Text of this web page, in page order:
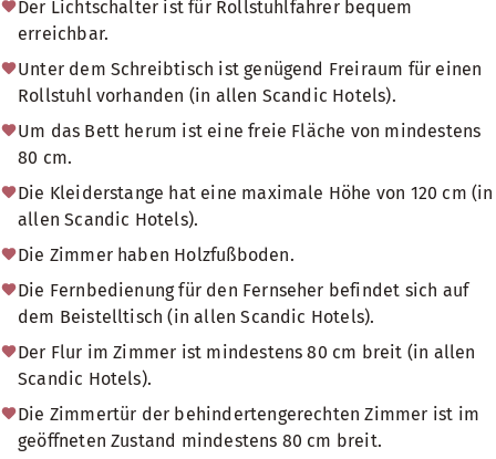
Der Lichtschalter ist für Rollstuhlfahrer bequem
erreichbar.
Unter dem Schreibtisch ist genügend Freiraum für einen
Rollstuhl vorhanden (in allen Scandic Hotels).
Um das Bett herum ist eine freie Fläche von mindestens
80 cm.
Die Kleiderstange hat eine maximale Höhe von 120 cm (in
allen Scandic Hotels).
Die Zimmer haben Holzfußboden.
Die Fernbedienung für den Fernseher befindet sich auf
dem Beistelltisch (in allen Scandic Hotels).
Der Flur im Zimmer ist mindestens 80 cm breit (in allen
Scandic Hotels).
Die Zimmertür der behindertengerechten Zimmer ist im
geöffneten Zustand mindestens 80 cm breit.